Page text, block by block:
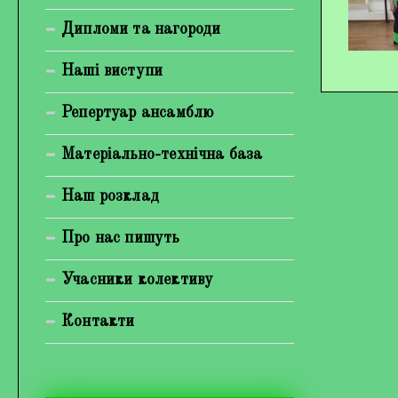
Богуненко Денис Олександрович
Гірієнко Ірина Михайлівна
Відеогалерея
Фотогалерея
Дипломи та нагороди
Наші виступи
Репертуар ансамблю
Матеріально-технічна база
Наш розклад
Про нас пишуть
Учасники колективу
Контакти